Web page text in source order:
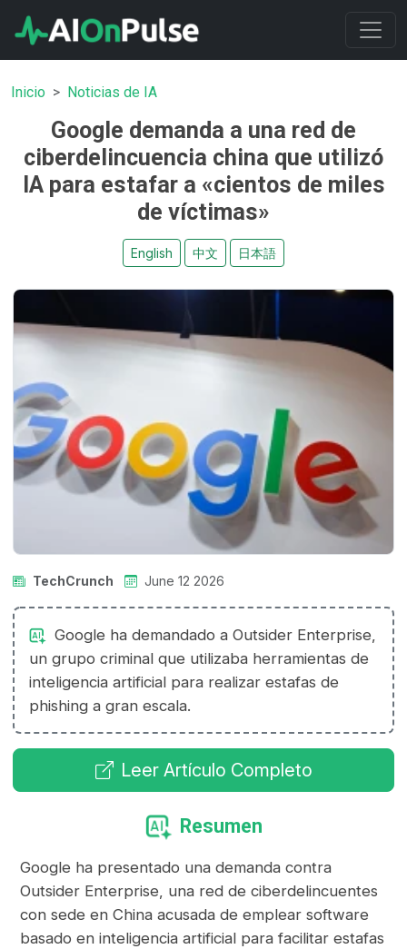
Inicio Noticias de IA
Google demanda a una red de
ciberdelincuencia china que utilizó
IA para estafar a «cientos de miles
de víctimas»
English 中文 日本語
TechCrunch June 12 2026
Google ha demandado a Outsider Enterprise,
un grupo criminal que utilizaba herramientas de
inteligencia artificial para realizar estafas de
phishing a gran escala.
Leer Artículo Completo
Resumen
Google ha presentado una demanda contra
Outsider Enterprise, una red de ciberdelincuentes
con sede en China acusada de emplear software
basado en inteligencia artificial para facilitar estafas